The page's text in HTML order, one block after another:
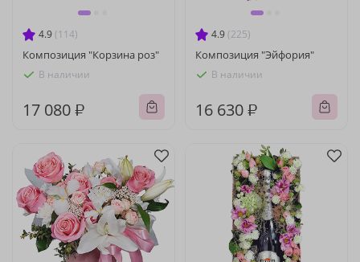
4.9 (114)
Композиция "Корзина роз"
В наличии
17 080 ₽
4.9 (225)
Композиция "Эйфория"
В наличии
16 630 ₽